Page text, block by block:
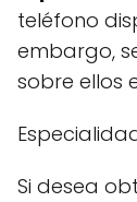
teléfono
embargo,
sobre ellos
Si desea